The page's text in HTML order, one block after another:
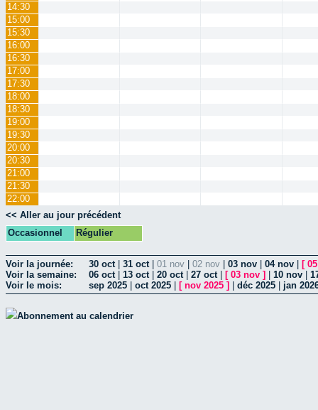
14:30
15:00
15:30
16:00
16:30
17:00
17:30
18:00
18:30
19:00
19:30
20:00
20:30
21:00
21:30
22:00
<< Aller au jour précédent
Occasionnel
Régulier
Voir la journée: 30 oct 31 oct 01 nov 02 nov 03 nov 04 nov [
Voir la semaine:
06 oct 13 oct 20 oct 27 oct [ 03 nov ] 10 nov
Voir le mois:
sep 2025 oct 2025 [ nov 2025 ] déc 2025 jan
Abonnement au calendrier